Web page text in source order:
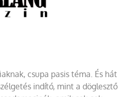
csupa pasis téma. És hát
indító, mint a döglesztő